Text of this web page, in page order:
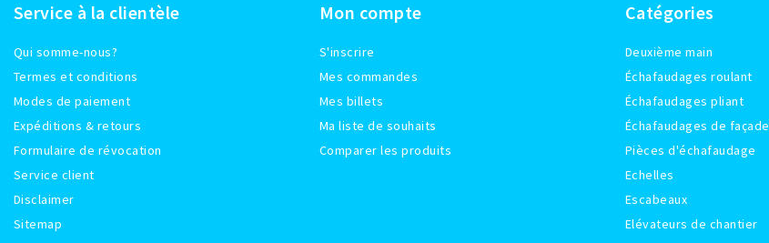
Service à la clientèle
Qui somme-nous?
Termes et conditions
Modes de paiement
Expéditions & retours
Formulaire de révocation
Service client
Disclaimer
Sitemap
Mon compte
S'inscrire
Mes commandes
Mes billets
Ma liste de souhaits
Comparer les produits
Catégories
Deuxième main
Échafaudages roulant
Échafaudages pliant
Échafaudages de façade
Pièces d'échafaudage
Echelles
Escabeaux
Elévateurs de chantier